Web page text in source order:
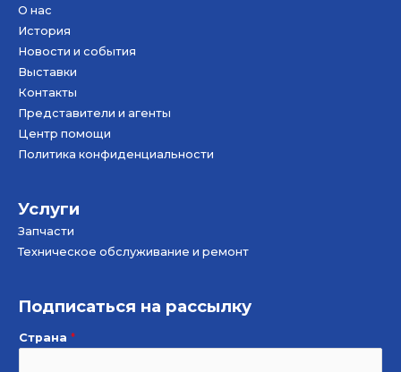
О нас
История
Новости и события
Bыставки
Контакты
Представители и агенты
Центр помощи
Политика конфиденциальности
Услуги
Запчасти
Техническое обслуживание и ремонт
Подписаться на рассылку
Страна *